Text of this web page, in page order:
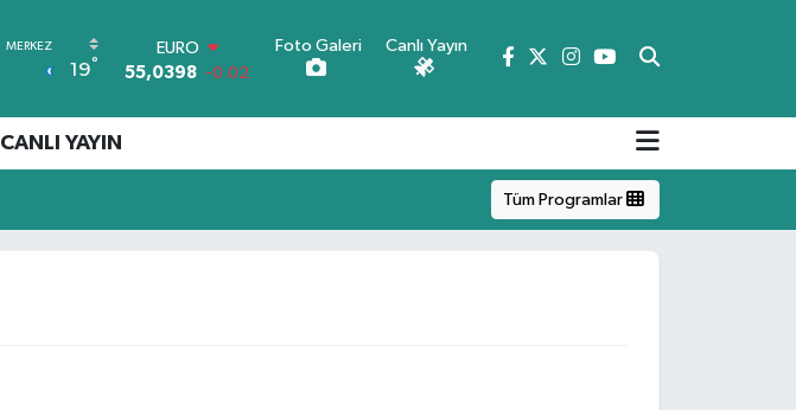
19°
STERLİN
64,1581
0.16
64.927,78 1.32
DOLAR
Foto Galeri Canlı Yayın
CANLI YAYIN
Tüm Programlar